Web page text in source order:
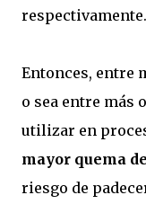
respectivamente.
Entonces, entre
o sea entre más
utilizar en
mayor quema
riesgo de